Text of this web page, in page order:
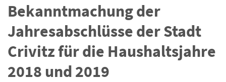
Bekanntmachung der
Jahresabschlüsse der Stadt
Crivitz für die Haushaltsjahre
2018 und 2019